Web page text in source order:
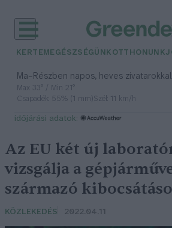
KERTEM EGÉSZSÉGÜNK OTTHONUNK
Ma– Részben napos, heves zivatarokkal
Max 33° / Min 21°
Csapadék: 55% (1 mm)Szél: 11 km/h
időjárási adatok:
Az EU két új
vizsgálja a
származó
KÖZLEKEDÉS 2022.04.11